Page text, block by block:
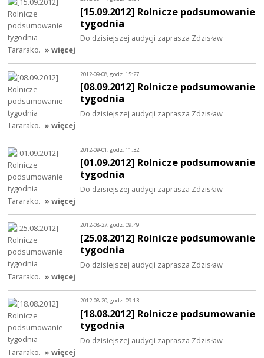
[15.09.2012] Rolnicze podsumowanie
tygodnia
Do dzisiejszej audycji zaprasza Zdzisław
Tararako. » więcej
2012-09-08, godz. 15:27
[08.09.2012] Rolnicze podsumowanie
tygodnia
Do dzisiejszej audycji zaprasza Zdzisław
Tararako. » więcej
2012-09-01, godz. 11:32
[01.09.2012] Rolnicze podsumowanie
tygodnia
Do dzisiejszej audycji zaprasza Zdzisław
Tararako. » więcej
2012-08-27, godz. 09:49
[25.08.2012] Rolnicze podsumowanie
tygodnia
Do dzisiejszej audycji zaprasza Zdzisław
Tararako. » więcej
2012-08-20, godz. 09:13
[18.08.2012] Rolnicze podsumowanie
tygodnia
Do dzisiejszej audycji zaprasza Zdzisław
Tararako. » więcej